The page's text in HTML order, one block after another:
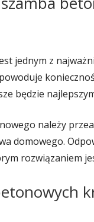
jednym z
będzie
należy
domowego.
rozwiązaniem